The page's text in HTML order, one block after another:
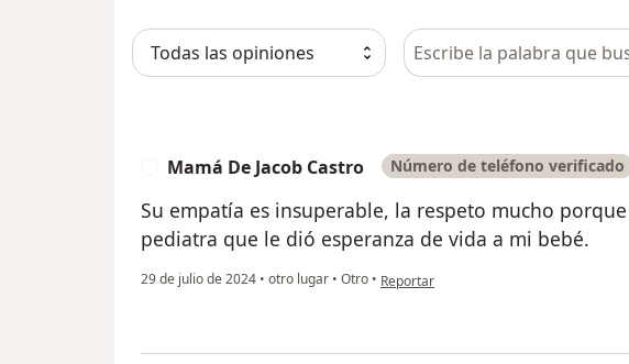
Busca en opiniones
Mamá De Jacob Castro Número de teléfono verificado
Su empatía es insuperable, la respeto mucho
pediatra que le dió esperanza de vida a mi bebé.
29 de julio de 2024 • otro lugar • Otro • en opinión del usuario Mamá De Jacob
Reportar